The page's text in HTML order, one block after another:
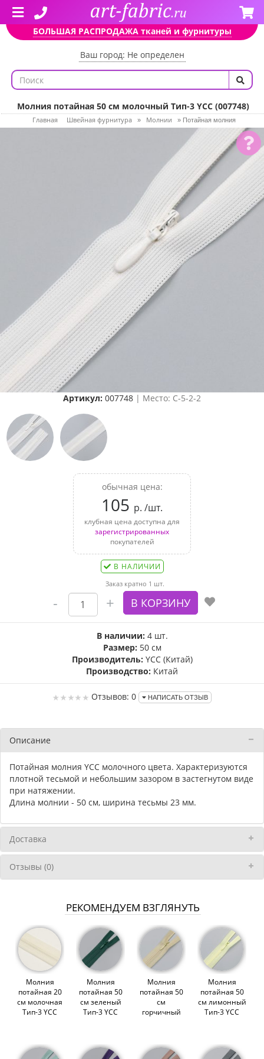
БОЛЬШАЯ РАСПРОДАЖА тканей и фурнитуры
Ваш город: Не определен
Молния потайная 50 см молочный Тип-3 YCC (007748)
Главная Швейная фурнитура » Молнии » Потайная молния
Артикул: 007748 | Место: C-5-2-2
обычная цена:
105 р. /шт.
клубная цена доступна для
зарегистрированных
покупателей
В НАЛИЧИИ
Заказ кратно 1 шт.
В наличии: 4 шт.
Размер: 50 см
Производитель: YCC (Китай)
Производство: Китай
Отзывов: 0 НАПИСАТЬ ОТЗЫВ
Описание
Потайная молния YСС молочного цвета. Характеризуются
плотной тесьмой и небольшим зазором в застегнутом виде
при натяжении.
Длина молнии - 50 см, ширина тесьмы 23 мм.
Доставка
Отзывы (0)
РЕКОМЕНДУЕМ ВЗГЛЯНУТЬ
Молния
потайная 20
см молочная
Тип-3 YCC
Молния
потайная 50
см зеленый
Тип-3 YCC
Молния
потайная 50
см
горчичный
Молния
потайная 50
см лимонный
Тип-3 YCC